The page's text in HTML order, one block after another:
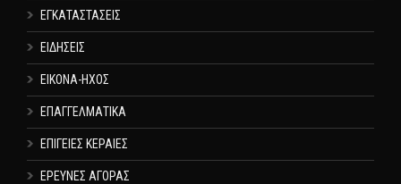
ΕΓΚΑΤΑΣΤΑΣΕΙΣ
ΕΙΔΗΣΕΙΣ
ΕΙΚΟΝΑ-ΗΧΟΣ
ΕΠΑΓΓΕΛΜΑΤΙΚΑ
ΕΠΙΓΕΙΕΣ ΚΕΡΑΙΕΣ
ΕΡΕΥΝΕΣ ΑΓΟΡΑΣ